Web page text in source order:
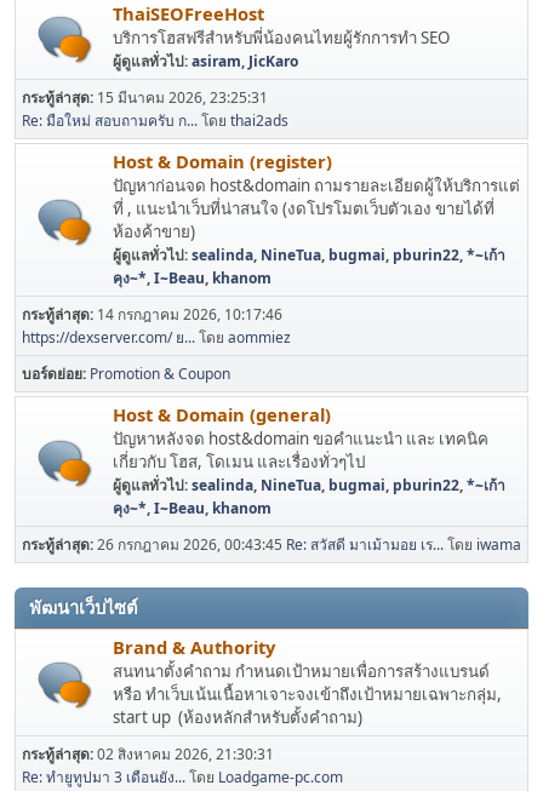
ThaiSEOFreeHost
บริการโฮสฟรีสำหรับพี่น้องคนไทยผู้รักการทำ SEO
ผู้ดูแลทั่วไป:asiram,JicKaro
กระทู้ล่าสุด: 15 มีนาคม 2026, 23:25:31
Re: มือใหม่ สอบถามครับ ก...โดย thai2ads
Host & Domain (register)
ปัญหาก่อนจด host&domain ถามรายละเอียดผู้ให้บริการแต่
ที่ , แนะนำเว็บที่น่าสนใจ (งดโปรโมตเว็บตัวเอง ขายได้ที่
ห้องค้าขาย)
ผู้ดูแลทั่วไป:sealinda, NineTua, bugmai, pburin22,*~เก้า
คุง~*,I~Beau, khanom
กระทู้ล่าสุด: 14 กรกฎาคม 2026, 10:17:46
https://dexserver.com/ ย...โดย aommiez
บอร์ดย่อย Promotion & Coupon
Host & Domain (general)
ปัญหาหลังจด host&domain ขอคำแนะนำ และ เทคนิค
เกี่ยวกับ โฮส, โดเมน และเรื่องทั่วๆไป
ผู้ดูแลทั่วไป:sealinda, NineTua, bugmai, pburin22,*~เก้า
คุง~*,I~Beau, khanom
กระทู้ล่าสุด:26 กรกฎาคม 2026, 00:43:45 Re: สวัสดี มาเม้ามอย เร...โดย iwama
พัฒนาเว็บไซต์
Brand & Authority
สนทนาตั้งคำถาม กำหนดเป้าหมายเพื่อการสร้างแบรนด์
หรือ ทำเว็บเน้นเนื้อหาเจาะจงเข้าถึงเป้าหมายเฉพาะกลุ่ม,
start up (ห้องหลักสำหรับตั้งคำถาม)
กระทู้ล่าสุด:02 สิงหาคม 2026, 21:30:31
Re: ทำยูทูปมา 3 เดือนยัง...โดย Loadgame-pc.com